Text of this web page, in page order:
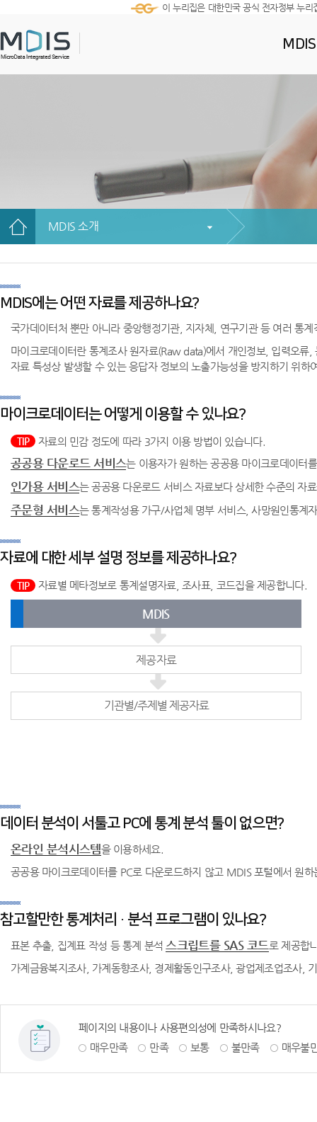
이 누리집은 대한민국 공식 전자정부 누리
MDIS 소개
MDIS에는 어떤 자료를 제공하나요?
국가데이터처 뿐만 아니라 중앙행정기관, 지자체, 연구기관 등 여러 통
마이크로데이터란 통계조사 원자료(Raw data)에서 개인정보, 입력오
자료 특성상 발생할 수 있는 응답자 정보의 노출가능성을 방지하기 위
마이크로데이터는 어떻게 이용할 수 있나요?
TIP 자료의 민감 정도에 따라 3가지 이용 방법이 있습니다.
공공용 다운로드 서비스는 이용자가 원하는 공공용 마이크로데이터
인가용 서비스는 공공용 다운로드 서비스 자료보다 상세한 수준의 자
주문형 서비스는 통계작성용 가구/사업체 명부 서비스, 사망원인통계
자료에 대한 세부 설명 정보를 제공하나요?
TIP 자료별 메타정보로 통계설명자료, 조사표, 코드집을 제공합니다.
MDIS
제공자료
기관별/주제별 제공자료
데이터 분석이 서툴고 PC에 통계 분석 툴이 없으면?
온라인 분석시스템을 이용하세요.
공공용 마이크로데이터를 PC로 다운로드하지 않고 MDIS 포털에서 원
참고할만한 통계처리 · 분석 프로그램이 있나요?
표본 추출, 집계표 작성 등 통계 분석 스크립트를 SAS 코드 로 제공합
가계금융복지조사, 가계동향조사, 경제활동인구조사, 광업제조업조사,
페이지의 내용이나 사용편의성에 만족하시나요?
매우만족
만족 보통 불만족 매우불